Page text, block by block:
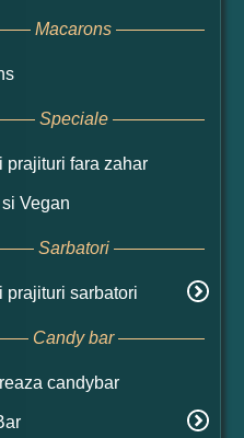
Macarons
Speciale
prajituri fara zahar
Vegan
Sarbatori
prajituri sarbatori
Candy bar
candybar